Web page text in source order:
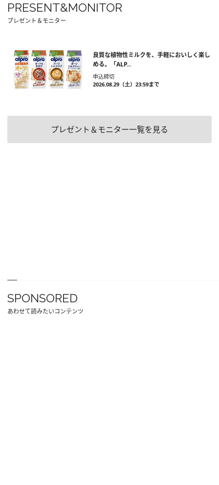
PRESENT&MONITOR
プレゼント＆モニター
良質な植物性ミルクを、手軽においしく楽し
める。「ALP...
申込締切
2026.08.29（土）23:59まで
プレゼント＆モニター一覧を見る
SPONSORED
あわせて読みたいコンテンツ